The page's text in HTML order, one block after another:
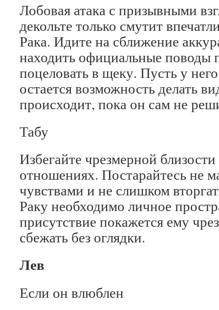
Лобовая атака с призывными
декольте только смутит
Рака. Идите на сближение
находить официальные поводы
поцеловать в щеку. Пусть у
остается возможность делать
происходит, пока он сам не
Табу
Избегайте чрезмерной
отношениях. Постарайтесь не
чувствами и не слишком
Раку необходимо личное
присутствие покажется ему
сбежать без оглядки.
Лев
Если он влюблен